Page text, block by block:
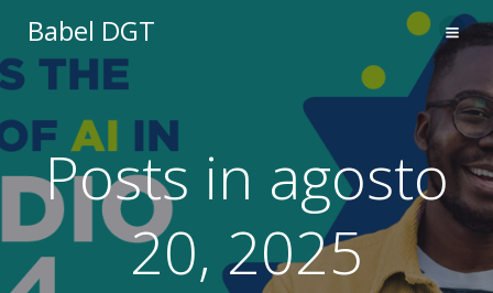
Babel DGT
Posts in agosto
20, 2025